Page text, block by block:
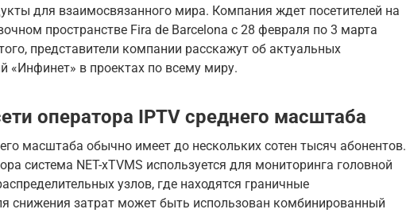
для взаимосвязанного мира. Компания ждет посетителей на
пространстве Fira de Barcelona с 28 февраля по 3 марта
представители компании расскажут об актуальных
«Инфинет» в проектах по всему миру.
оператора IPTV среднего масштаба
масштаба обычно имеет до нескольких сотен тысяч абонентов.
система NET-xTVMS используется для мониторинга головной
узлов, где находятся граничные
снижения затрат может быть использован комбинированный